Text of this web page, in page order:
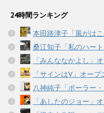
24時間ランキング
本田路津子「風がはこ
桑江知子「私のハー
「みんななかよし」
「サインはV」オー
八神純子「ポーラー・
「あしたのジョー」